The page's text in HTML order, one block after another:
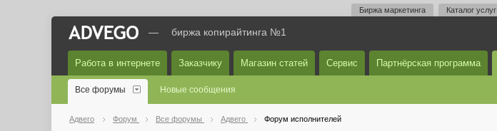
Биржа маркетинга Каталог услуг
— биржа копирайтинга №1
Работа в интернете Заказчику Магазин статей Сервис Партнёрская программа
Все форумы Новые сообщения
Адвего Форум Все форумы Адвего Форум исполнителей